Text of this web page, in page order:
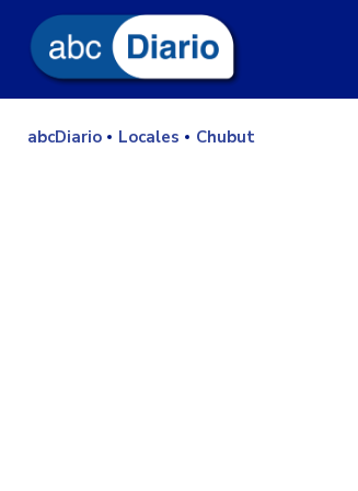
abcDiario Locales Chubut